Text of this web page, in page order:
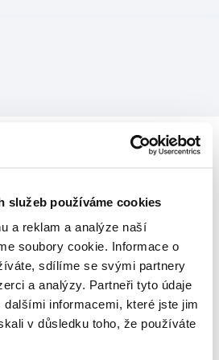
služeb používáme cookies
a reklam a analýze naší
soubory cookie. Informace o
sdílíme se svými partnery
a analýzy. Partneři tyto údaje
dalšími informacemi, které jste jim
v důsledku toho, že používáte
v mojeEUC